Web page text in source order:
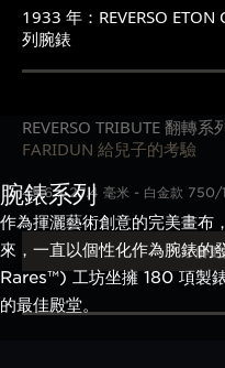
1933 年：REVERSO ETON
列腕錶
腕錶系列
作為揮灑藝術創意的完美畫
來，一直以個性化作為腕錶
Rares™) 工坊坐擁 180 項製
的最佳殿堂。
REVERSO TRIBUTE 翻轉系
FARIDUN 給兒子的考驗
45.6 x 27.4 毫米 - 白金款 750/
了解更